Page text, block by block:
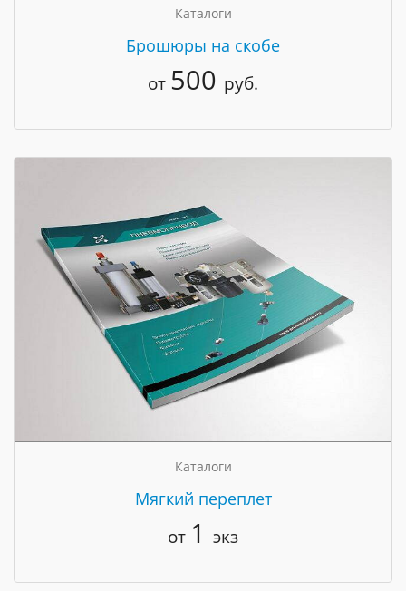
Каталоги
Брошюры на скобе
от 500 руб.
Каталоги
Мягкий переплет
от 1 экз